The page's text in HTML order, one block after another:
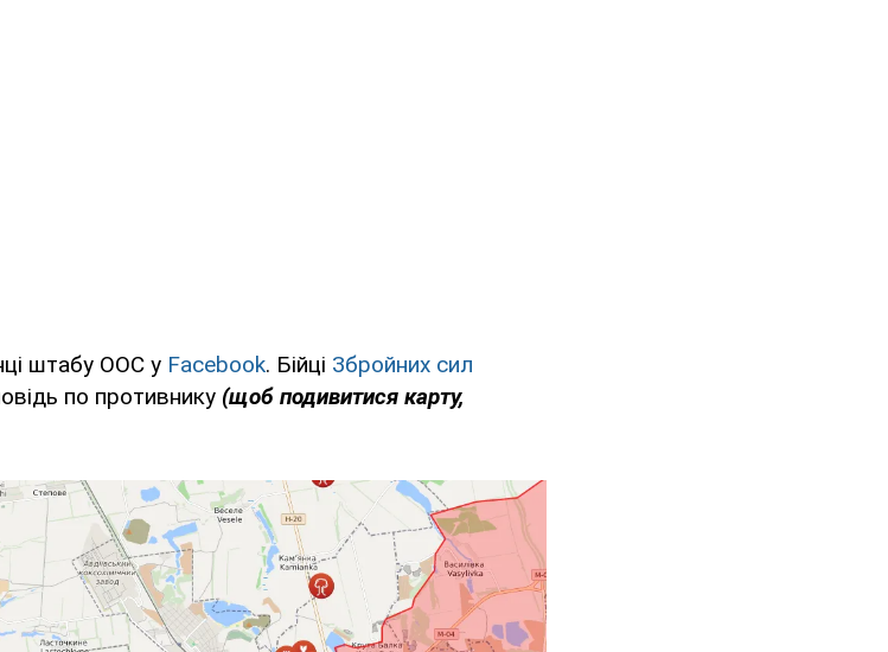
штабу ООС у Facebook. Бійці Збройних сил
по противнику (щоб подивитися карту,